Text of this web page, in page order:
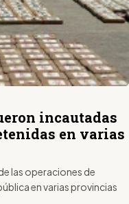
incautadas
en varias
las operaciones de
en varias provincias